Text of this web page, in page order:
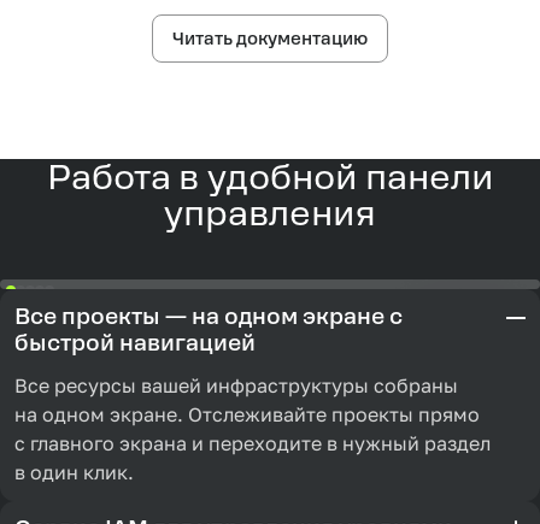
Читать документацию
Работа в удобной панели
управления
Все проекты — на одном экране с
быстрой навигацией
Все ресурсы вашей инфраструктуры собраны
на одном экране. Отслеживайте проекты прямо
с главного экрана и переходите в нужный раздел
в один клик.